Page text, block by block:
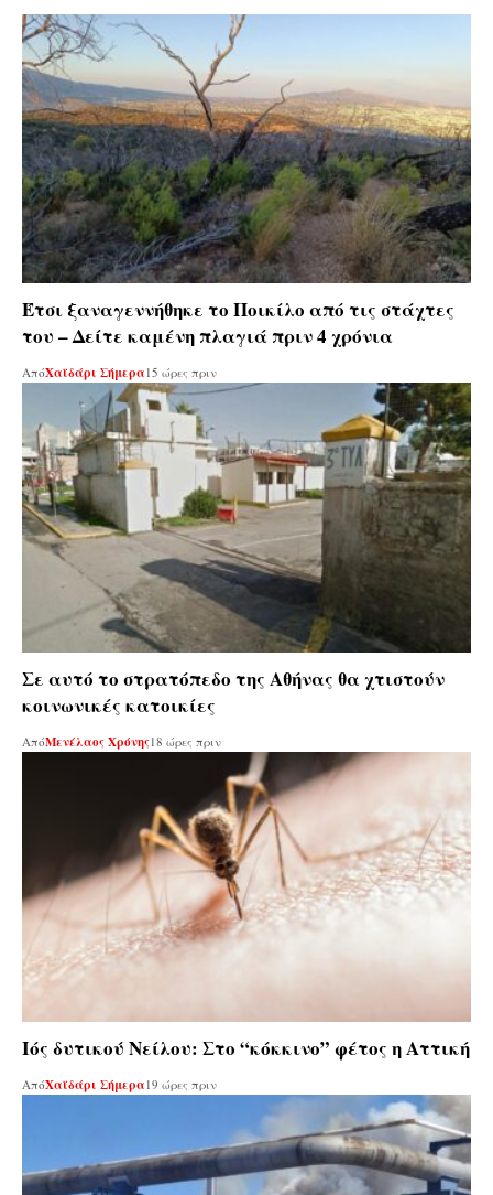
Έτσι ξαναγεννήθηκε το Ποικίλο από τις στάχτες
του – Δείτε καμένη πλαγιά πριν 4 χρόνια
ΑπόΧαϊδάρι Σήμερα15 ώρες πριν
Σε αυτό το στρατόπεδο της Αθήνας θα χτιστούν
κοινωνικές κατοικίες
ΑπόΜενέλαος Χρόνης18 ώρες πριν
Ιός δυτικού Νείλου: Στο “κόκκινο” φέτος η Αττική
ΑπόΧαϊδάρι Σήμερα 19 ώρες πριν